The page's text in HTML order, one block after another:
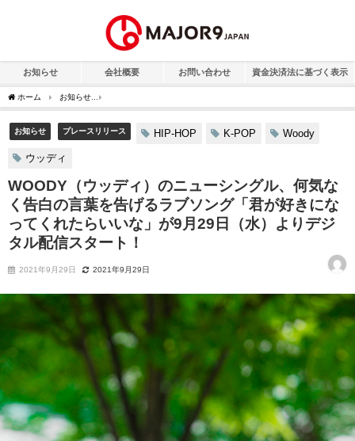
お知らせ 会社概要 お問い合わせ 資金決済法に基づく表示
ホーム お知らせ
お知らせ プレースリリース HIP-HOP K-POP Woody
ウッディ
WOODY（ウッディ）のニューシングル、何気な
く告白の言葉を告げるラブソング「君が好きにな
ってくれたらいいな」が9月29日（水）よりデジ
タル配信スタート！
2021年9月29日 2021年9月29日